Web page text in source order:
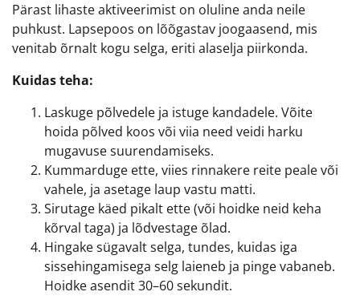
Pärast lihaste aktiveerimist on oluline anda neile
puhkust. Lapsepoos on lõõgastav joogaasend, mis
venitab õrnalt kogu selga, eriti alaselja piirkonda.
Kuidas teha:
Laskuge põlvedele ja istuge kandadele. Võite
hoida põlved koos või viia need veidi harku
mugavuse suurendamiseks.
Kummarduge ette, viies rinnakere reite peale või
vahele, ja asetage laup vastu matti.
Sirutage käed pikalt ette (või hoidke neid keha
kõrval taga) ja lõdvestage õlad.
Hingake sügavalt selga, tundes, kuidas iga
sissehingamisega selg laieneb ja pinge vabaneb.
Hoidke asendit 30–60 sekundit.